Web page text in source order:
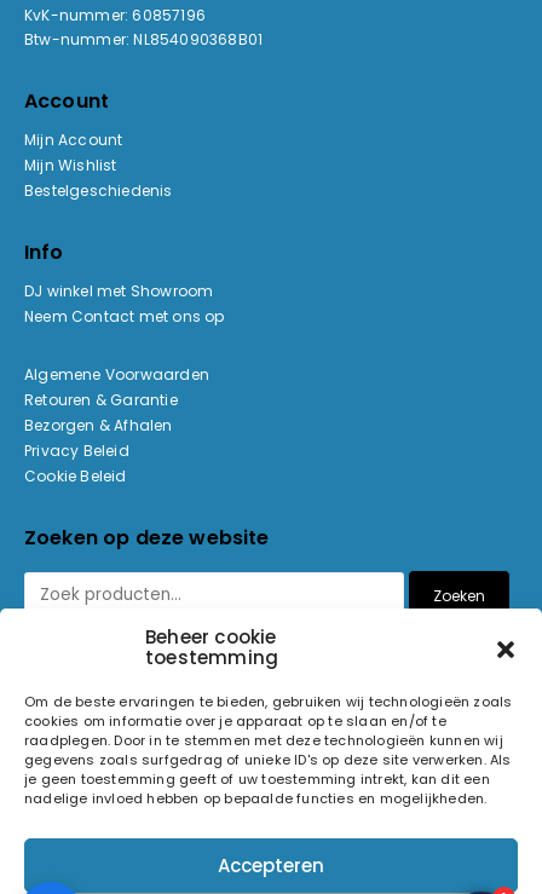
Beheer cookie
toestemming
Om de beste ervaringen te bieden, gebruiken wij technologieën zoals
cookies om informatie over je apparaat op te slaan en/of te
raadplegen. Door in te stemmen met deze technologieën kunnen wij
gegevens zoals surfgedrag of unieke ID's op deze site verwerken. Als
je geen toestemming geeft of uw toestemming intrekt, kan dit een
nadelige invloed hebben op bepaalde functies en mogelijkheden.
Accepteren
KvK-nummer: 60857196
Btw-nummer: NL854090368B01
Account
Mijn Account
Mijn Wishlist
Bestelgeschiedenis
Info
DJ winkel met Showroom
Neem Contact met ons op
Algemene Voorwaarden
Retouren & Garantie
Bezorgen & Afhalen
Privacy Beleid
Cookie Beleid
Zoeken op deze website
Zoeken
© 2026 Light and Sound Factory. Alle rechten voorbehouden.